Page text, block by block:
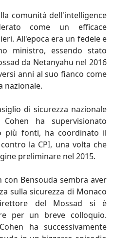
comunità dell'intelligence
come un efficace
All'epoca era un fedele e
ministro, essendo stato
da Netanyahu nel 2016
anni al suo fianco come
nazionale.
di sicurezza nazionale
ha supervisionato
più fonti, ha coordinato il
la CPI, una volta che
preliminare nel 2015.
Bensouda sembra aver
sulla sicurezza di Monaco
del Mossad si è
per un breve colloquio.
ha successivamente